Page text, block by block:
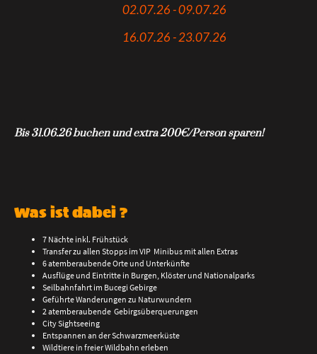
02.07.26 - 09.07.26
16.07.26 - 23.07.26
Bis 31.06.26 buchen und extra 200€/Person sparen!
Was ist dabei ?
7 Nächte inkl. Frühstück
Transfer zu allen Stopps im VIP Minibus mit allen Extras
6 atemberaubende Orte und Unterkünfte
Ausflüge und Eintritte in Burgen, Klöster und Nationalparks
Seilbahnfahrt im Bucegi Gebirge
Geführte Wanderungen zu Naturwundern
2 atemberaubende Gebirgsüberquerungen
City Sightseeing
Entspannen an der Schwarzmeerküste
Wildtiere in freier Wildbahn erleben